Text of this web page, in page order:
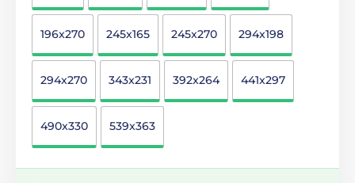
196x270 245x165 245x270 294x198
294x270 343x231 392x264 441x297
490x330 539x363